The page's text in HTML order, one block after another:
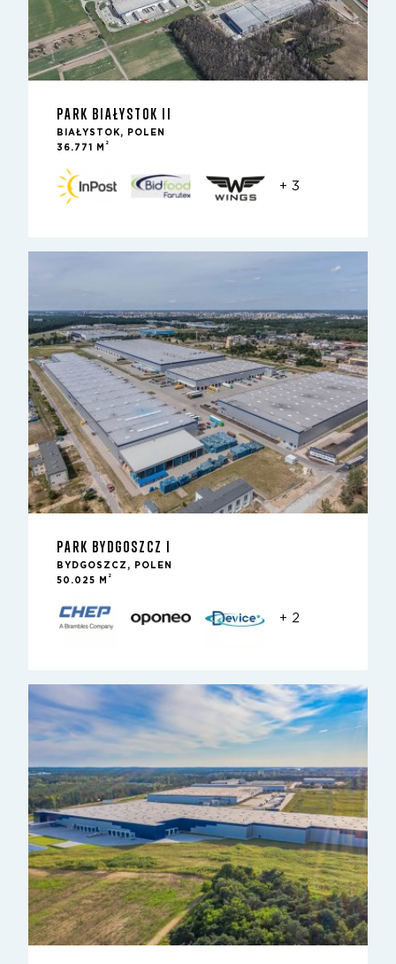
PARK BIAŁYSTOK II
BIAŁYSTOK, POLEN
36.771 M
2
+ 3
PARK BYDGOSZCZ I
BYDGOSZCZ, POLEN
50.025 M
2
+ 2